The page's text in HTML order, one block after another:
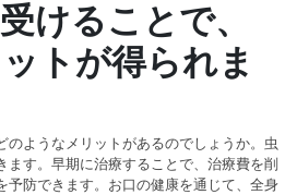
けることで、
トが得られま
のようなメリットがあるのでしょうか。虫
ます。早期に治療することで、治療費を削
予防できます。お口の健康を通じて、全身